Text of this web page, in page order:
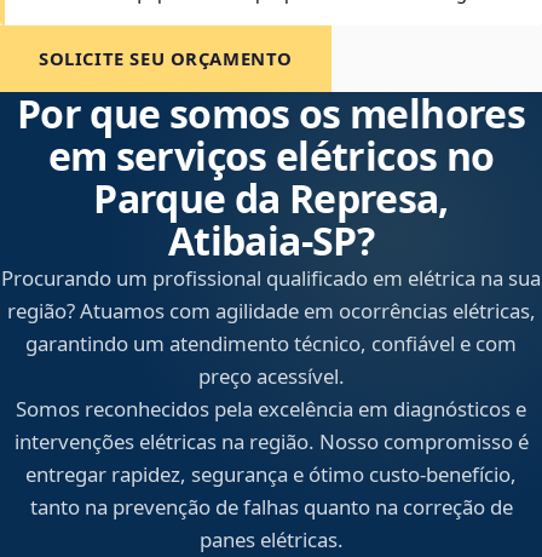
SOLICITE SEU ORÇAMENTO
Por que somos os melhores
em serviços elétricos no
Parque da Represa,
Atibaia‑SP?
Procurando um profissional qualificado em elétrica na sua
região? Atuamos com agilidade em ocorrências elétricas,
garantindo um atendimento técnico, confiável e com
preço acessível.
Somos reconhecidos pela excelência em diagnósticos e
intervenções elétricas na região. Nosso compromisso é
entregar rapidez, segurança e ótimo custo-benefício,
tanto na prevenção de falhas quanto na correção de
panes elétricas.